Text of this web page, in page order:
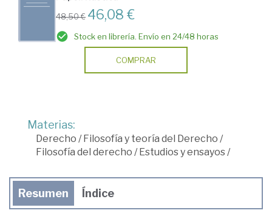
48,50 € 46,08 €
Stock en librería. Envío en 24/48 horas
COMPRAR
Materias:
Derecho /Filosofía y teoría del Derecho /
Filosofía del derecho /Estudios y ensayos/
Resumen Índice